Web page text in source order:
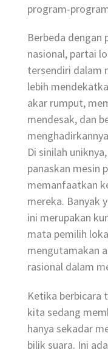
program-
Berbeda
nasional, partai
tersendiri dalam
lebih
akar rumput,
mendesak, dan
Di sinilah
panaskan mesin
memanfaatkan
mereka. Banyak
ini merupakan
mata pemilih
mengutamakan
rasional dalam
Ketika berbicara
kita sedang
hanya sekadar
bilik suara. Ini